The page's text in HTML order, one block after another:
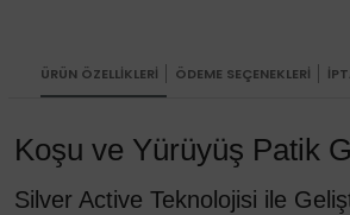
ÜRÜN ÖZELLIKLERI ÖDEME SEÇENEKLERI
Koşu ve Yürüyüş Patik
Silver Active Teknolojisi ile